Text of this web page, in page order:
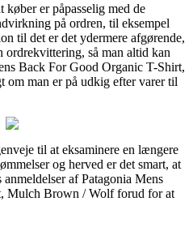
er påpasselig med de
på ordren, til eksempel
til det er det ydermere afgørende,
ordrekvittering, så man altid kan
Back For Good Organic T-Shirt,
man er på udkig efter varer til
til at eksaminere en længere
og herved er det smart, at
af Patagonia Mens
Mulch Brown / Wolf forud for at